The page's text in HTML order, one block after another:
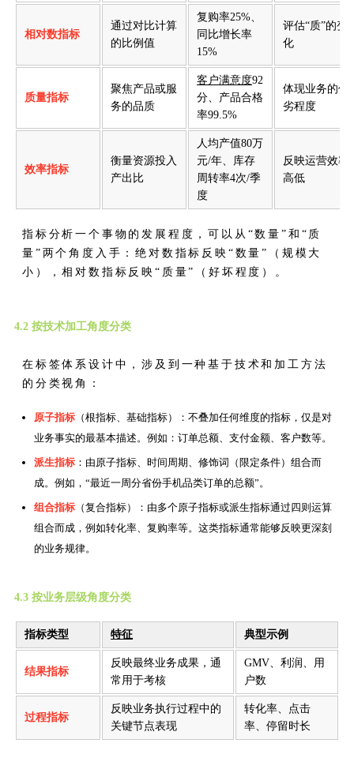
相对数指标
通过对比计算
的比例值
复购率25%、
同比增长率
15%
评估“质”的变
化
质量指标
聚焦产品或服
务的品质
客户满意度92
分、产品合格
率99.5%
体现业务的优
劣程度
效率指标
衡量资源投入
产出比
人均产值80万
元/年、库存
周转率4次/季
度
反映运营效率
高低
指标分析一个事物的发展程度，可以从“数量”和“质
量”两个角度入手：绝对数指标反映“数量”（规模大
小），相对数指标反映“质量”（好坏程度）。
4.2 按技术加工角度分类
在标签体系设计中，涉及到一种基于技术和加工方法
的分类视角：
原子指标 （根指标、基础指标）：不叠加任何维度的指标，仅是对
业务事实的最基本描述。例如：订单总额、支付金额、客户数等。
派生指标 ：由原子指标、时间周期、修饰词（限定条件）组合而
成。例如，“最近一周分省份手机品类订单的总额”。
组合指标 （复合指标）：由多个原子指标或派生指标通过四则运算
组合而成，例如转化率、复购率等。这类指标通常能够反映更深刻
的业务规律。
4.3 按业务层级角度分类
指标类型 特征 典型示例
结果指标
反映最终业务成果，通
常用于考核
GMV、利润、用
户数
过程指标
反映业务执行过程中的
关键节点表现
转化率、点击
率、停留时长